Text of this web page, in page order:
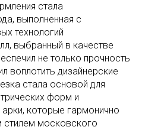
стала
выполненная с
технологий
выбранный в качестве
не только прочность
воплотить дизайнерские
стала основой для
форм и
которые гармонично
стилем московского